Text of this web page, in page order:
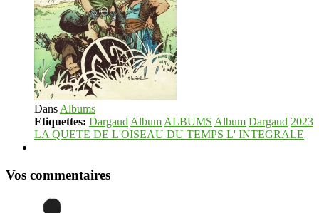
Dans Albums
Etiquettes: Dargaud Album ALBUMS Album Dargaud 2023
LA QUETE DE L'OISEAU DU TEMPS L' INTEGRALE
Vos commentaires